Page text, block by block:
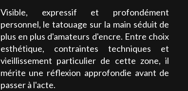
Visible, expressif et profondément
personnel, le tatouage sur la main séduit de
plus en plus d'amateurs d'encre. Entre choix
esthétique, contraintes techniques et
vieillissement particulier de cette zone, il
mérite une réflexion approfondie avant de
passer à l'acte.